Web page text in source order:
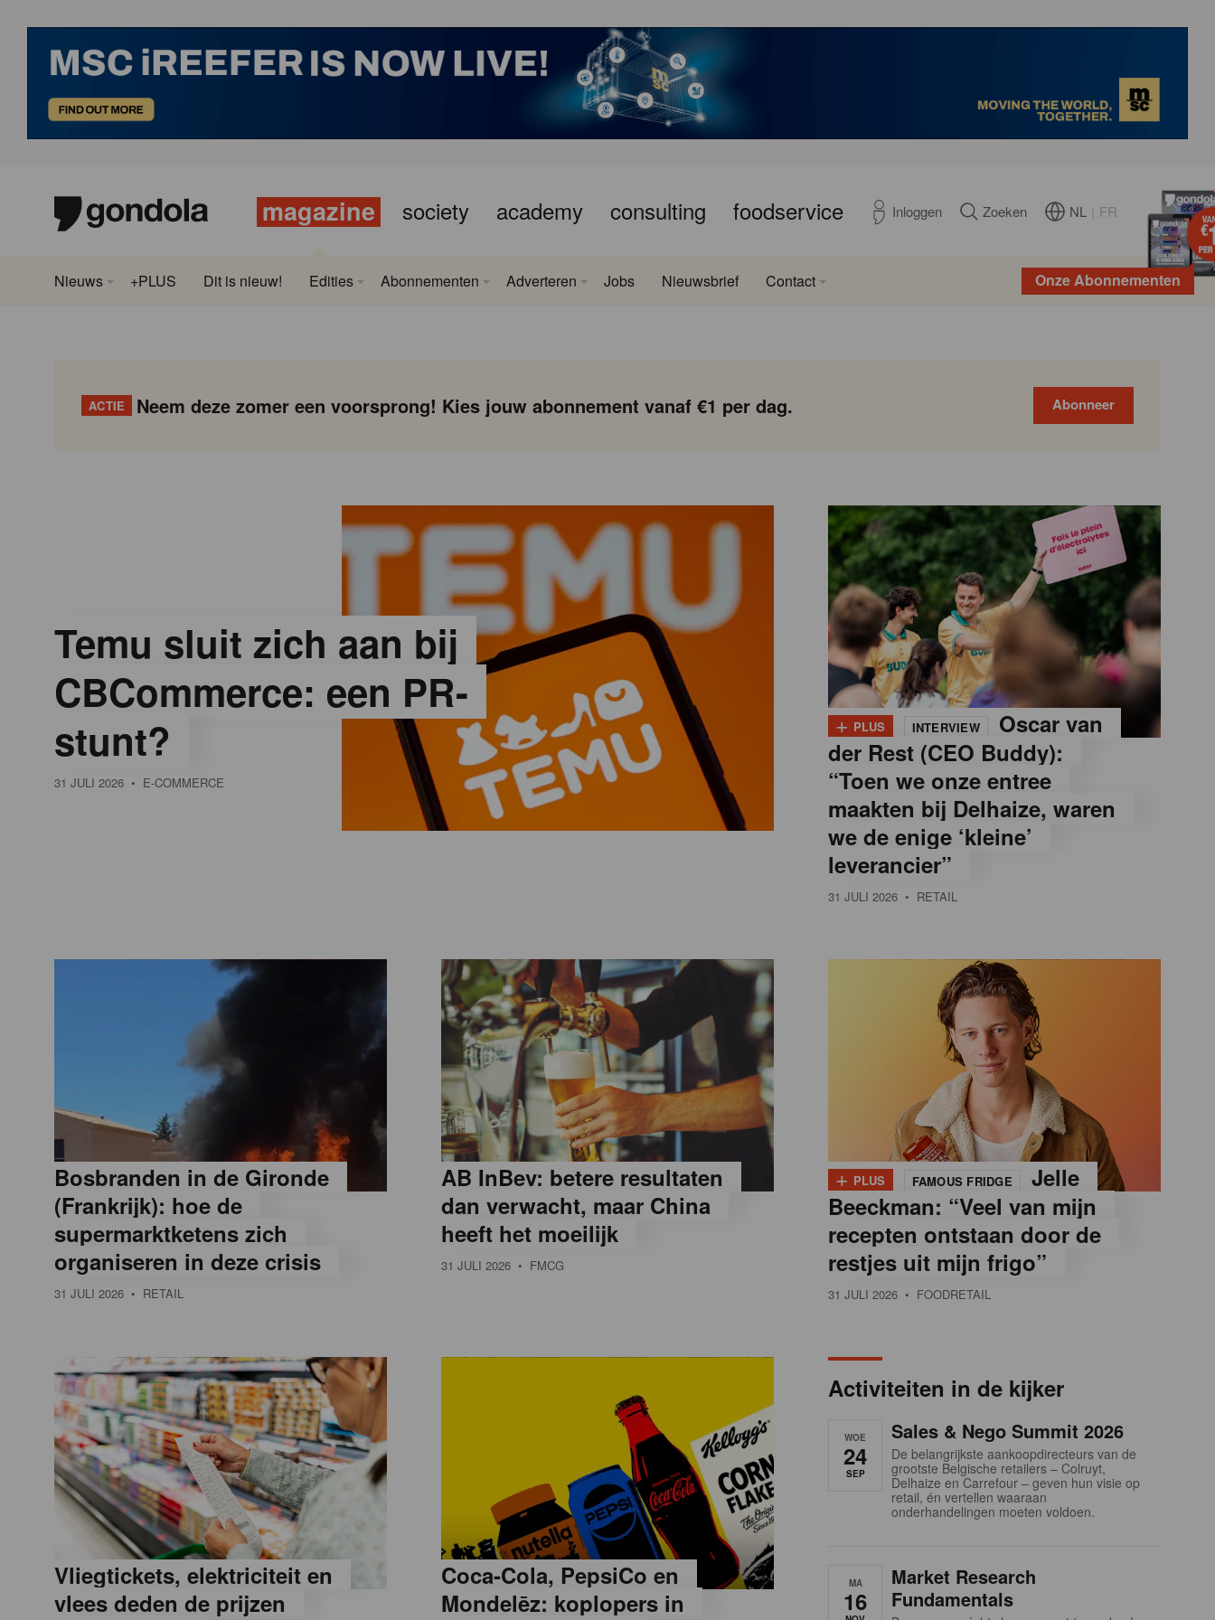
magazine society academy consulting foodservice Inloggen Zoeken NL FR
Onze Abonnementen
Nieuws +PLUS Dit is nieuw! Edities Abonnementen Adverteren Jobs Nieuwsbrief Contact
ACTIE Neem deze zomer een voorsprong! Kies jouw abonnement vanaf €1 per dag. Abonneer
Temu sluit zich aan bij
CBCommerce: een PR-
stunt?
31 JULI 2026 • E-COMMERCE
+ PLUS INTERVIEW
Oscar van
der Rest (CEO Buddy):
“Toen we onze entree
maakten bij Delhaize, waren
we de enige ‘kleine’
leverancier”
31 JULI 2026 • RETAIL
Bosbranden in de Gironde
(Frankrijk): hoe de
supermarktketens zich
organiseren in deze crisis
31 JULI 2026 • RETAIL
AB InBev: betere resultaten
dan verwacht, maar China
heeft het moeilijk
31 JULI 2026 • FMCG
+ PLUS FAMOUS FRIDGE
Jelle
Beeckman: “Veel van mijn
recepten ontstaan door de
restjes uit mijn frigo”
31 JULI 2026 • FOODRETAIL
Vliegtickets, elektriciteit en
vlees deden de prijzen
Coca-Cola, PepsiCo en
Mondelēz: koplopers in
Activiteiten in de kijker
WOE
24
SEP
Sales & Nego Summit 2026
De belangrijkste aankoopdirecteurs van de
grootste Belgische retailers – Colruyt,
Delhaize en Carrefour – geven hun visie op
retail, én vertellen waaraan
onderhandelingen moeten voldoen.
MA
16
Market Research
Fundamentals